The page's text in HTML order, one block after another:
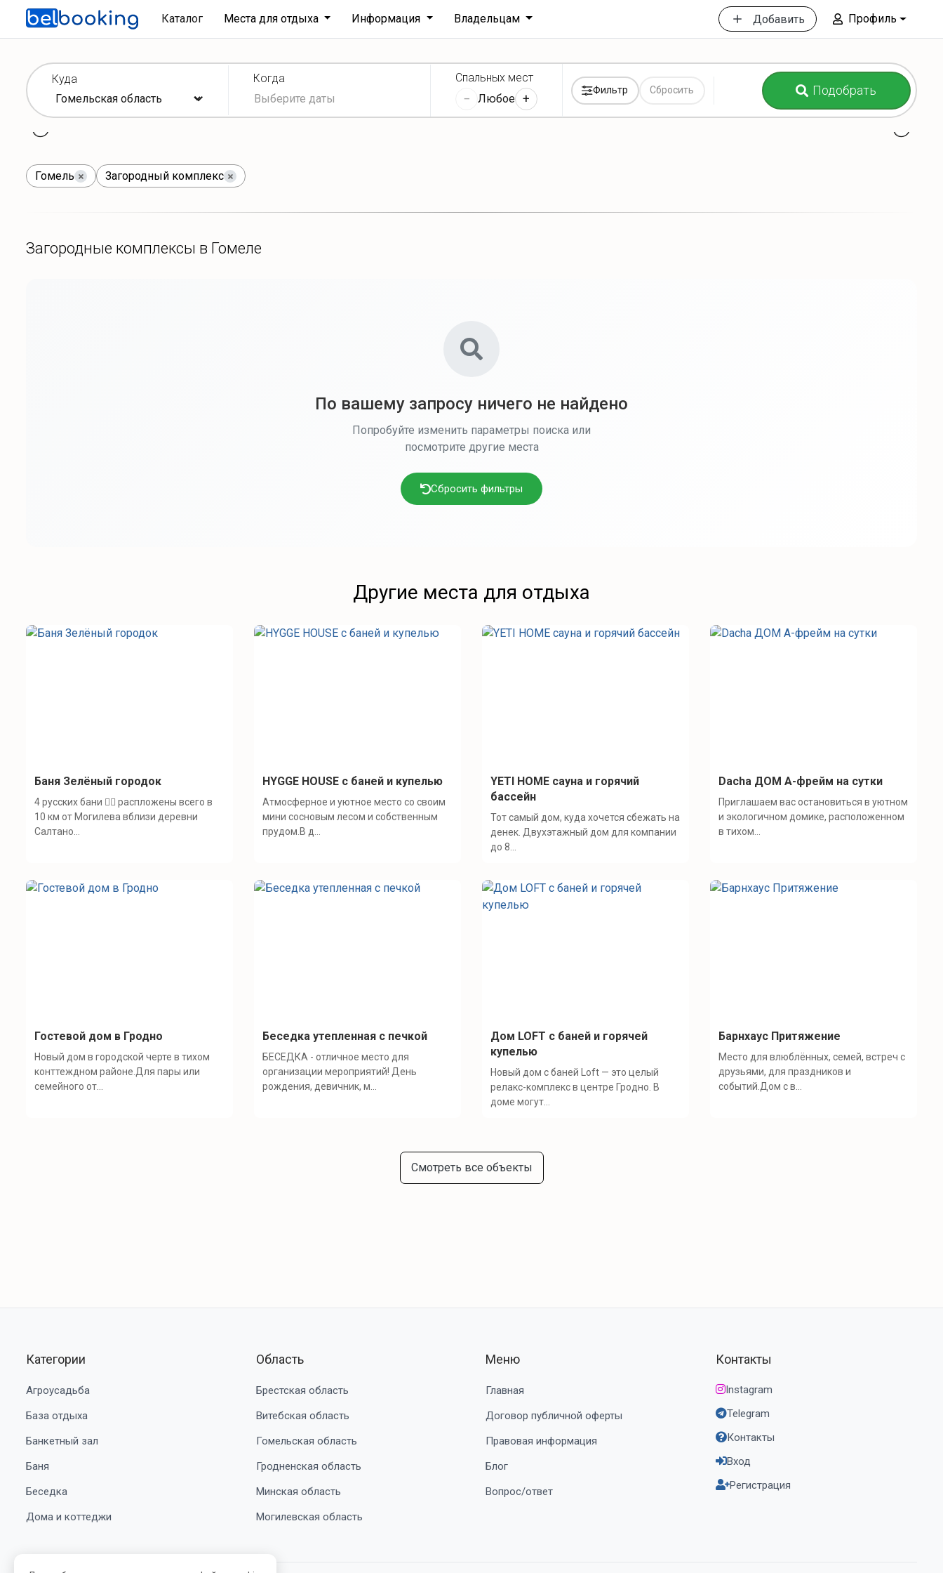
Каталог Места для отдыха Информация Владельцам Добавить Профиль
Куда Когда Спальных мест
− Любое +
Фильтр Сбросить Подобрать
Гомель Загородный комплекс
Загородные комплексы в Гомеле
По вашему запросу ничего не найдено
Попробуйте изменить параметры поиска или
посмотрите другие места
Сбросить фильтры
Другие места для отдыха
Баня Зелёный городок
4 русских бани 🧖‍♀️ распложены всего в
10 км от Могилева вблизи деревни
Салтано...
HYGGE HOUSE с баней и купелью
Атмосферное и уютное место со своим
мини сосновым лесом и собственным
прудом.В д...
YETI HOME cауна и горячий
бассейн
Тот самый дом, куда хочется сбежать на
денек. Двухэтажный дом для компании
до 8...
Dacha ДОМ A-фрейм на сутки
Приглашаем вас остановиться в уютном
и экологичном домике, расположенном
в тихом...
Гостевой дом в Гродно
Новый дом в городской черте в тихом
конттеждном районе.Для пары или
семейного от...
Беседка утепленная с печкой
БЕСЕДКА - отличное место для
организации мероприятий! День
рождения, девичник, м...
Дом LOFT c баней и горячей
купелью
Новый дом с баней Loft — это целый
релакс-комплекс в центре Гродно. В
доме могут...
Барнхаус Притяжение
Место для влюблённых, семей, встреч с
друзьями, для праздников и
событий.Дом с в...
Смотреть все объекты
Категории
Агроусадьба
База отдыха
Банкетный зал
Баня
Беседка
Дома и коттеджи
Область
Брестская область
Витебская область
Гомельская область
Гродненская область
Минская область
Могилевская область
Меню
Главная
Договор публичной оферты
Правовая информация
Блог
Вопрос/ответ
Контакты
Instagram
Telegram
Контакты
Вход
Регистрация